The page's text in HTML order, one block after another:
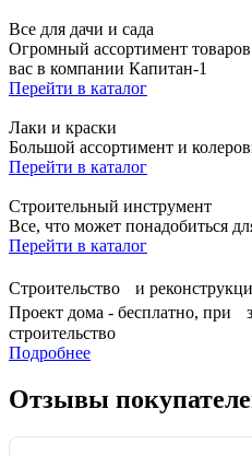
Все для дачи и сада
Огромный ассортимент
вас в компании Капитан-1
Перейти в каталог
Лаки и краски
Большой ассортимент и
Перейти в каталог
Строительный инструмент
Все, что может понадобиться
Перейти в каталог
Строительство и
Проект дома - бесплатно, при
строительство
Подробнее
Отзывы